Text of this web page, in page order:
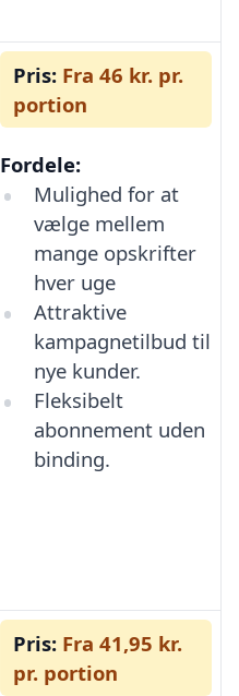
Pris: Fra 46 kr. pr.
portion
Fordele:
Mulighed for at
vælge mellem
mange opskrifter
hver uge
Attraktive
kampagnetilbud til
nye kunder.
Fleksibelt
abonnement uden
binding.
Pris: Fra 41,95 kr.
pr. portion